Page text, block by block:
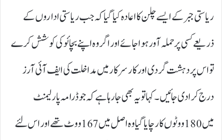
ریاستی جبر کے ایسے چلن کا اعادہ کیا گیا کہ جب ریاستی اداروں کے
ذریعے کسی پر حملہ آور ہوا جائے اور اگر وہ اپنے بچائو کی کوشش کرے
تو اس پر دہشت گردی اور کار سرکار میں مداخلت کی ایف آئی آرز
درج کرا دی جائیں۔ کہا تو یہ بھی جا رہا ہے کہ جو ڈرامہ پارلیمنٹ
میں180ووٹوں کا رچایا گیا وہ اصل میں167ووٹ تھے اور اس لئے